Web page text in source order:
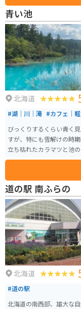
ーでは、近隣の観光スポット情報も入
展望台もあり、ドライブ
イクで訪れる場合は、駐車場も
絶景を眺めながら、地元
金ビルケ」は、北海道観
青い池
北海道
#湖｜川｜滝 #カフェ｜
びっくりするくらい青く
すが、特にも雪解けの時
立ち枯れたカラマツと池
しまいますが、11月から
道の駅 南ふらの
北海道
#道の駅
北海道の南西部、雄大な